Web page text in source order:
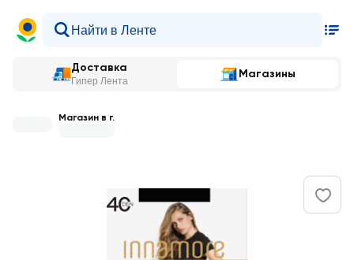
Доставка
Гипер Лента
Магазины
Магазин в г.